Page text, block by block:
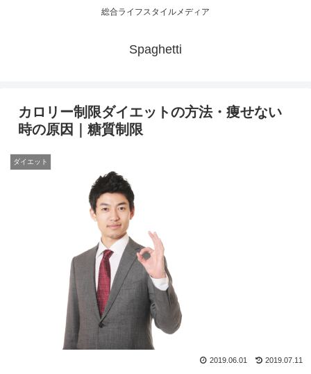
総合ライフスタイルメディア
Spaghetti
カロリー制限ダイエットの方法・痩せない
時の原因｜糖質制限
ダイエット
2019.07.11
2019.06.01